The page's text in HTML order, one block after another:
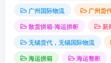
广州国际物流
广州货
散货拼箱-海运拼柜
新
无锡货代，无锡国际物流
海运拼箱
海运整柜